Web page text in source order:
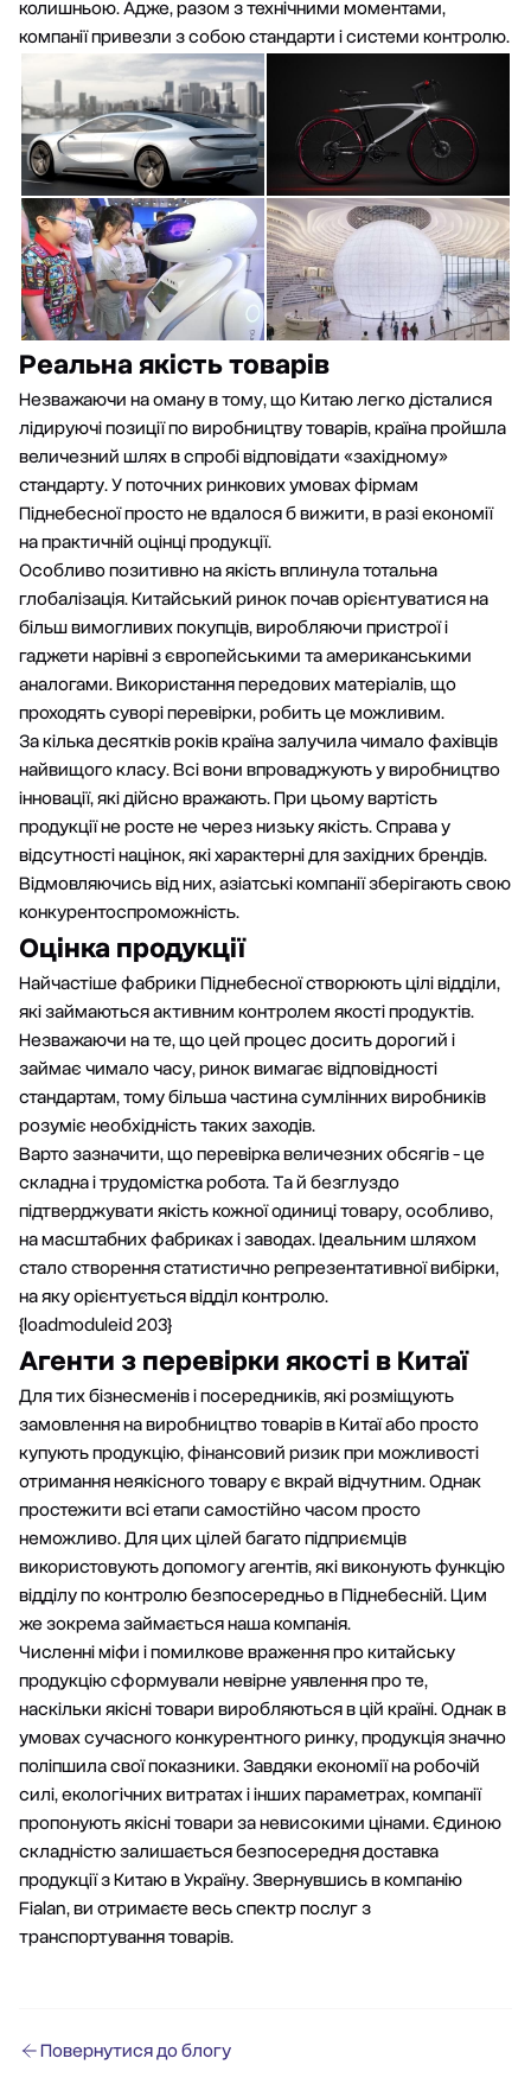
колишньою. Адже, разом з технічними моментами,
компанії привезли з собою стандарти і системи контролю.
Реальна якість товарів
Незважаючи на оману в тому, що Китаю легко дісталися
лідируючі позиції по виробництву товарів, країна пройшла
величезний шлях в спробі відповідати «західному»
стандарту. У поточних ринкових умовах фірмам
Піднебесної просто не вдалося б вижити, в разі економії
на практичній оцінці продукції.
Особливо позитивно на якість вплинула тотальна
глобалізація. Китайський ринок почав орієнтуватися на
більш вимогливих покупців, виробляючи пристрої і
гаджети нарівні з європейськими та американськими
аналогами. Використання передових матеріалів, що
проходять суворі перевірки, робить це можливим.
За кілька десятків років країна залучила чимало фахівців
найвищого класу. Всі вони впроваджують у виробництво
інновації, які дійсно вражають. При цьому вартість
продукції не росте не через низьку якість. Справа у
відсутності націнок, які характерні для західних брендів.
Відмовляючись від них, азіатські компанії зберігають свою
конкурентоспроможність.
Оцінка продукції
Найчастіше фабрики Піднебесної створюють цілі відділи,
які займаються активним контролем якості продуктів.
Незважаючи на те, що цей процес досить дорогий і
займає чимало часу, ринок вимагає відповідності
стандартам, тому більша частина сумлінних виробників
розуміє необхідність таких заходів.
Варто зазначити, що перевірка величезних обсягів - це
складна і трудомістка робота. Та й безглуздо
підтверджувати якість кожної одиниці товару, особливо,
на масштабних фабриках і заводах. Ідеальним шляхом
стало створення статистично репрезентативної вибірки,
на яку орієнтується відділ контролю.
{loadmoduleid 203}
Агенти з перевірки якості в Китаї
Для тих бізнесменів і посередників, які розміщують
замовлення на виробництво товарів в Китаї або просто
купують продукцію, фінансовий ризик при можливості
отримання неякісного товару є вкрай відчутним. Однак
простежити всі етапи самостійно часом просто
неможливо. Для цих цілей багато підприємців
використовують допомогу агентів, які виконують функцію
відділу по контролюбезпосередньо в Піднебесній. Цим
же зокрема займається наша компанія.
Численні міфи і помилкове враження про китайську
продукцію сформували невірне уявлення про те,
наскільки якісні товари виробляються в цій країні. Однак в
умовах сучасного конкурентного ринку, продукція значно
поліпшила свої показники. Завдяки економії на робочій
силі, екологічних витратах і інших параметрах, компанії
пропонують якісні товари за невисокими цінами. Єдиною
складністю залишається безпосередня доставка
продукції з Китаю в Україну. Звернувшись в компанію
Fialan, ви отримаєте весь спектр послуг з
транспортування товарів.
Повернутися до блогу